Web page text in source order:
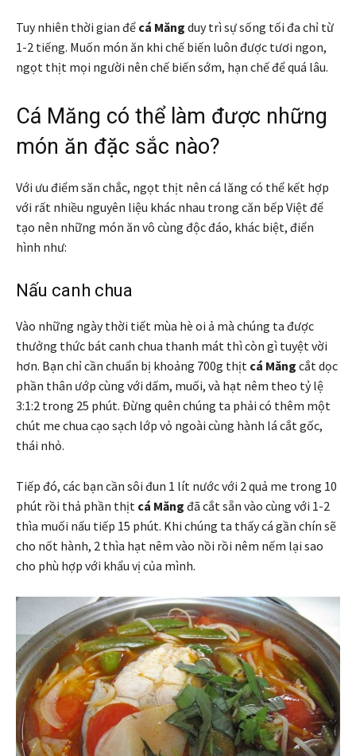
Tuy nhiên thời gian để cá Măng duy trì sự sống tối đa chỉ từ
1-2 tiếng. Muốn món ăn khi chế biến luôn được tươi ngon,
ngọt thịt mọi người nên chế biến sớm, hạn chế để quá lâu.
Cá Măng có thể làm được những
món ăn đặc sắc nào?
Với ưu điểm săn chắc, ngọt thịt nên cá lăng có thể kết hợp
với rất nhiều nguyên liệu khác nhau trong căn bếp Việt để
tạo nên những món ăn vô cùng độc đáo, khác biệt, điển
hình như:
Nấu canh chua
Vào những ngày thời tiết mùa hè oi ả mà chúng ta được
thưởng thức bát canh chua thanh mát thì còn gì tuyệt vời
hơn. Bạn chỉ cần chuẩn bị khoảng 700g thịt cá Măng cắt dọc
phần thân ướp cùng với dấm, muối, và hạt nêm theo tỷ lệ
3:1:2 trong 25 phút. Đừng quên chúng ta phải có thêm một
chút me chua cạo sạch lớp vỏ ngoài cùng hành lá cắt gốc,
thái nhỏ.
Tiếp đó, các bạn cần sôi đun 1 lít nước với 2 quả me trong 10
phút rồi thả phần thịt cá Măng đã cắt sẵn vào cùng với 1-2
thìa muối nấu tiếp 15 phút. Khi chúng ta thấy cá gần chín sẽ
cho nốt hành, 2 thìa hạt nêm vào nồi rồi nêm nếm lại sao
cho phù hợp với khẩu vị của mình.